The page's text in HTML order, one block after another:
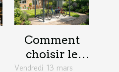
Comment
choisir le
meilleur abri
Vendredi 13 mars